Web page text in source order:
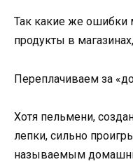
Так какие же
продукты в
Переплачиваем за
Хотя пельмени,
лепки, сильно
называемым